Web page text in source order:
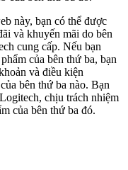
này, bạn có thể được
và khuyến mãi do bên
cung cấp. Nếu bạn
của bên thứ ba, bạn
và điều kiện
bên thứ ba nào. Bạn
chịu trách nhiệm
của bên thứ ba đó.